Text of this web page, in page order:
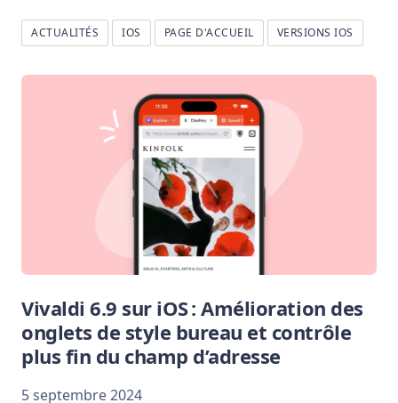
ACTUALITÉS IOS PAGE D'ACCUEIL VERSIONS IOS
Vivaldi 6.9 sur iOS : Amélioration des
onglets de style bureau et contrôle
plus fin du champ d’adresse
5 septembre 2024